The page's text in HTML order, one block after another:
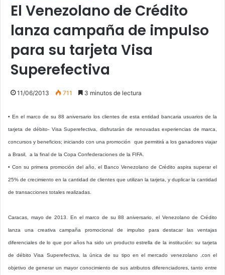
El Venezolano de Crédito
lanza campaña de impulso
para su tarjeta Visa
Superefectiva
11/06/2013 711 3 minutos de lectura
• En el marco de su 88 aniversario los clientes de esta entidad bancaria usuarios de la
tarjeta de débito- Visa Superefectiva, disfrutarán de renovadas experiencias de marca,
concursos y beneficios; iniciando con una promoción que permitirá a los ganadores viajar
a Brasil, a la final de la Copa Confederaciones de la FIFA.
• Con su primera promoción del año, el Banco Venezolano de Crédito aspira superar el
25% de crecimiento en la cantidad de clientes que utilizan la tarjeta, y duplicar la cantidad
de transacciones totales realizadas.
Caracas, mayo de 2013. En el marco de su 88 aniversario, el Venezolano de Crédito
lanza una creativa campaña promocional de impulso para destacar las ventajas
diferenciales de lo que por años ha sido un producto estrella de la institución: su tarjeta
de débito Visa Superefectiva, la única de su tipo en el mercado venezolano ,con el
objetivo de generar un mayor conocimiento de sus atributos diferenciadores, tanto entre